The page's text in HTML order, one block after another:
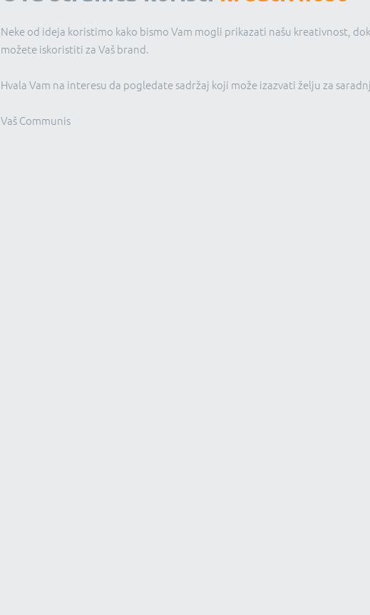
Neke od ideja koristimo kako bismo Vam mogli prikazati našu kreativnost,
možete iskoristiti za Vaš brand.
Hvala Vam na interesu da pogledate sadržaj koji može izazvati želju za
Vaš Communis